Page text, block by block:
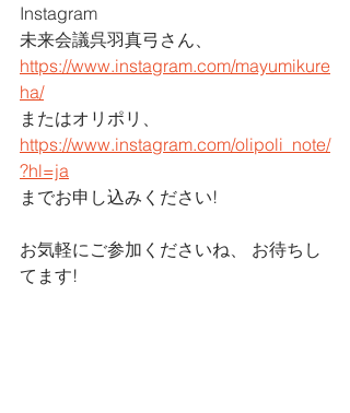
Instagram
未来会議呉羽真弓さん、
https://www.instagram.com/mayumikure
ha/
またはオリポリ、
https://www.instagram.com/olipoli_note/
?hl=ja
までお申し込みください!
お気軽にご参加くださいね、 お待ちし
てます!